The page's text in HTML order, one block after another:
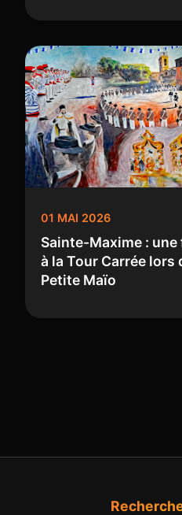
01 MAI 2026
Sainte-Maxime :
à la Tour Carrée lors
Petite Maïo